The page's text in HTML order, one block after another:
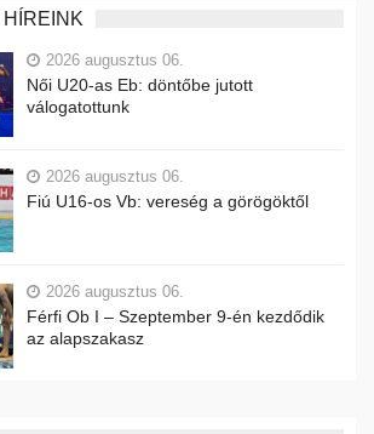
2026 augusztus 06.
Női U20-as Eb: döntőbe jutott
válogatottunk
2026 augusztus 06.
Fiú U16-os Vb: vereség a görögöktől
2026 augusztus 06.
Férfi Ob I – Szeptember 9-én kezdődik
az alapszakasz